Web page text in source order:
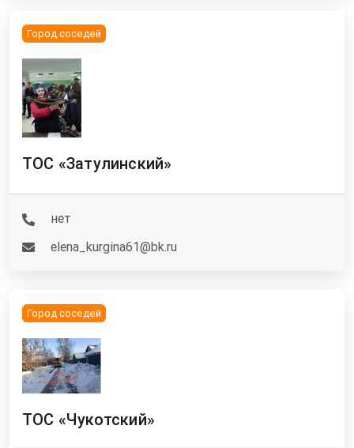
Город соседей
ТОС «Затулинский»
нет
elena_kurgina61@bk.ru
Город соседей
ТОС «Чукотский»